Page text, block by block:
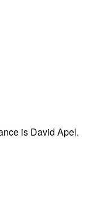
is David Apel.